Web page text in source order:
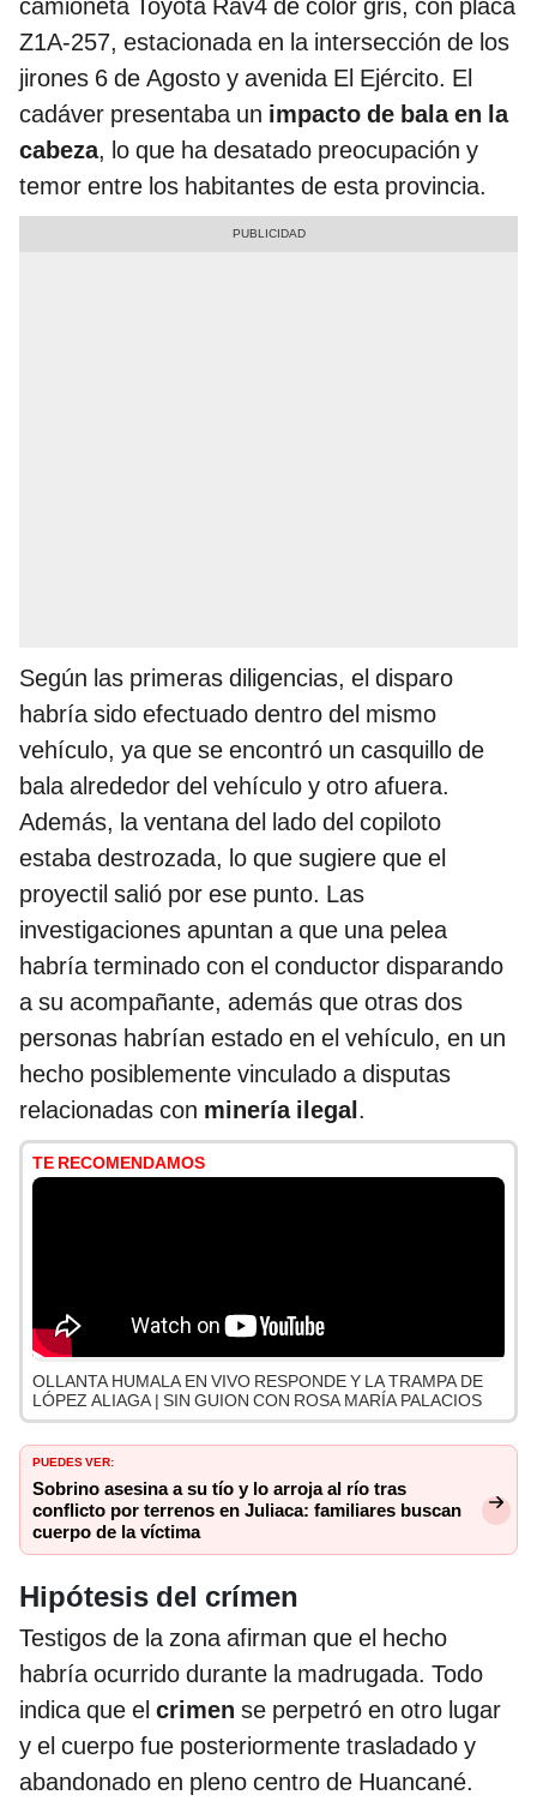
camioneta Toyota Rav4 de color gris, con placa
Z1A-257, estacionada en la intersección de los
jirones 6 de Agosto y avenida El Ejército. El
cadáver presentaba un impacto de bala en la
cabeza, lo que ha desatado preocupación y
temor entre los habitantes de esta provincia.
Según las primeras diligencias, el disparo
habría sido efectuado dentro del mismo
vehículo, ya que se encontró un casquillo de
bala alrededor del vehículo y otro afuera.
Además, la ventana del lado del copiloto
estaba destrozada, lo que sugiere que el
proyectil salió por ese punto. Las
investigaciones apuntan a que una pelea
habría terminado con el conductor disparando
a su acompañante, además que otras dos
personas habrían estado en el vehículo, en un
hecho posiblemente vinculado a disputas
relacionadas con minería ilegal.
TE RECOMENDAMOS
OLLANTA HUMALA EN VIVO RESPONDE Y LA TRAMPA DE
LÓPEZ ALIAGA | SIN GUION CON ROSA MARÍA PALACIOS
Puedes ver:
Sobrino asesina a su tío y lo arroja al río tras
conflicto por terrenos en Juliaca: familiares buscan
cuerpo de la víctima
Hipótesis del crímen
Testigos de la zona afirman que el hecho
habría ocurrido durante la madrugada. Todo
indica que el crimen se perpetró en otro lugar
y el cuerpo fue posteriormente trasladado y
abandonado en pleno centro de Huancané.